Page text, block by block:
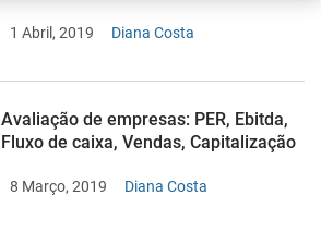
1 Abril, 2019 Diana Costa
Avaliação de empresas: PER, Ebitda,
Fluxo de caixa, Vendas, Capitalização
8 Março, 2019 Diana Costa